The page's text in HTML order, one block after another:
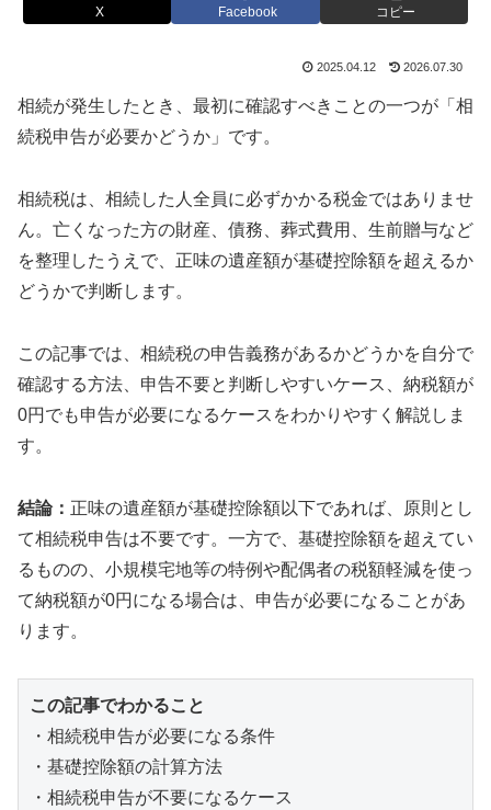
X Facebook コピー
2025.04.12 2026.07.30
相続が発生したとき、最初に確認すべきことの一つが「相
続税申告が必要かどうか」です。
相続税は、相続した人全員に必ずかかる税金ではありませ
ん。亡くなった方の財産、債務、葬式費用、生前贈与など
を整理したうえで、正味の遺産額が基礎控除額を超えるか
どうかで判断します。
この記事では、相続税の申告義務があるかどうかを自分で
確認する方法、申告不要と判断しやすいケース、納税額が
0円でも申告が必要になるケースをわかりやすく解説しま
す。
結論： 正味の遺産額が基礎控除額以下であれば、原則とし
て相続税申告は不要です。一方で、基礎控除額を超えてい
るものの、小規模宅地等の特例や配偶者の税額軽減を使っ
て納税額が0円になる場合は、申告が必要になることがあ
ります。
この記事でわかること
・相続税申告が必要になる条件
・基礎控除額の計算方法
・相続税申告が不要になるケース